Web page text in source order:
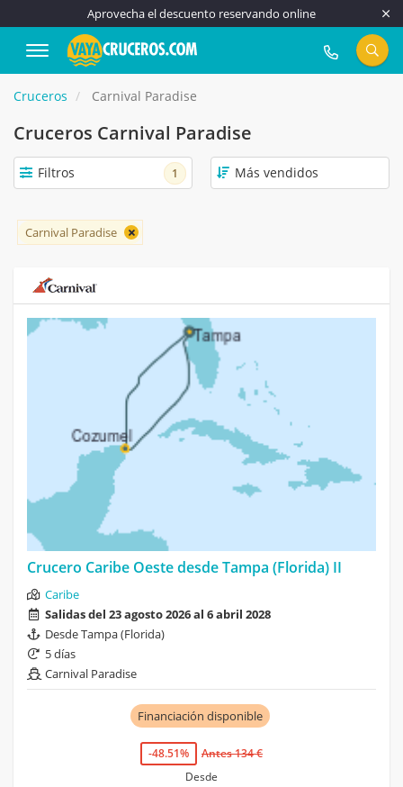
Aprovecha el descuento reservando online
917 815 555
Cruceros Carnival Paradise
Cruceros Carnival Paradise
Filtros 1
Carnival Paradise
Crucero Caribe Oeste desde Tampa (Florida) II
Caribe
Salidas del 23 agosto 2026 al 6 abril 2028
Desde Tampa (Florida)
5 días
Carnival Paradise
Financiación disponible
-48.51%
Antes 134 €
Desde